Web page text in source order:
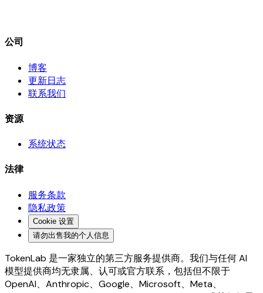
公司
博客
更新日志
联系我们
资源
系统状态
法律
服务条款
隐私政策
Cookie 设置
请勿出售我的个人信息
TokenLab 是一家独立的第三方服务提供商。我们与任何 AI
模型提供商均无隶属、认可或官方联系，包括但不限于
OpenAI、Anthropic、Google、Microsoft、Meta、